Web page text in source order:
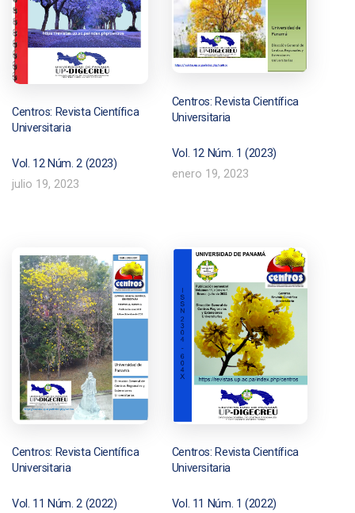
Centros: Revista Científica
Universitaria
Vol. 12 Núm. 2 (2023)
julio 19, 2023
Centros: Revista Científica
Universitaria
Vol. 12 Núm. 1 (2023)
enero 19, 2023
Centros: Revista Científica
Universitaria
Vol. 11 Núm. 2 (2022)
Centros: Revista Científica
Universitaria
Vol. 11 Núm. 1 (2022)